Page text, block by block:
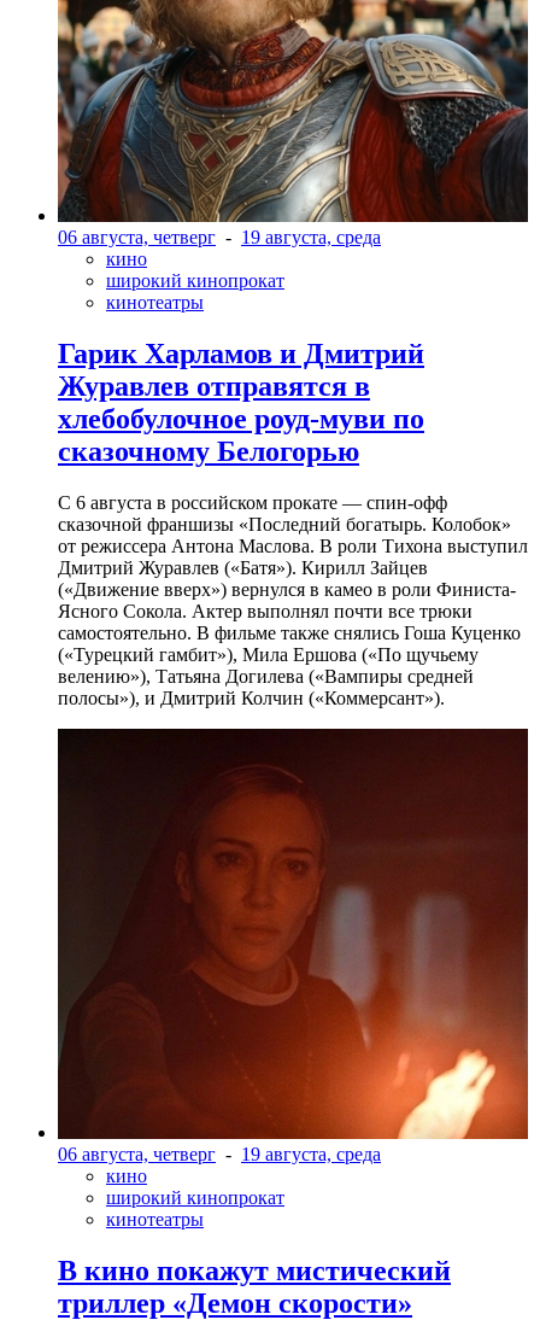
06 августа, четверг - 19 августа, среда
кино
широкий кинопрокат
кинотеатры
Гарик Харламов и Дмитрий
Журавлев отправятся в
хлебобулочное роуд-муви по
сказочному Белогорью
С 6 августа в российском прокате — спин-офф
сказочной франшизы «Последний богатырь. Колобок»
от режиссера Антона Маслова. В роли Тихона выступил
Дмитрий Журавлев («Батя»). Кирилл Зайцев
(«Движение вверх») вернулся в камео в роли Финиста-
Ясного Сокола. Актер выполнял почти все трюки
самостоятельно. В фильме также снялись Гоша Куценко
(«Турецкий гамбит»), Мила Ершова («По щучьему
велению»), Татьяна Догилева («Вампиры средней
полосы»), и Дмитрий Колчин («Коммерсант»).
06 августа, четверг - 19 августа, среда
кино
широкий кинопрокат
кинотеатры
В кино покажут мистический
триллер «Демон скорости»